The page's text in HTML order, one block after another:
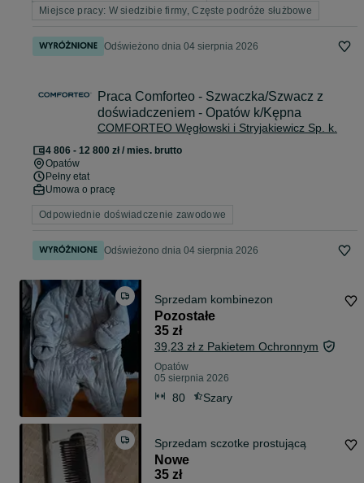
Miejsce pracy: W siedzibie firmy, Częste podróże służbowe
Odświeżono dnia 04 sierpnia 2026
Praca Comforteo - Szwaczka/Szwacz z
doświadczeniem - Opatów k/Kępna
COMFORTEO Węgłowski i Stryjakiewicz Sp. k.
4 806 - 12 800 zł / mies. brutto
Opatów
Pełny etat
Umowa o pracę
Odpowiednie doświadczenie zawodowe
Odświeżono dnia 04 sierpnia 2026
Sprzedam kombinezon
Pozostałe
35 zł
39,23 zł z Pakietem Ochronnym
Opatów
05 sierpnia 2026
80 Szary
Sprzedam sczotke prostującą
Nowe
35 zł